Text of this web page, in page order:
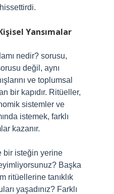
Yansımalar
nedir? sorusu,
değil, aynı
ve toplumsal
bir kapıdır. Ritüeller,
sistemler ve
istemek, farklı
kazanır.
bir isteğin yerine
Başka
ritüellerine tanıklık
yaşadınız? Farklı